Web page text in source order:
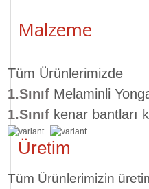
Malzeme
Tüm Ürünlerimizde
1.Sınıf Melaminli
1.Sınıf kenar bantları
Üretim
Tüm Ürünlerimizin